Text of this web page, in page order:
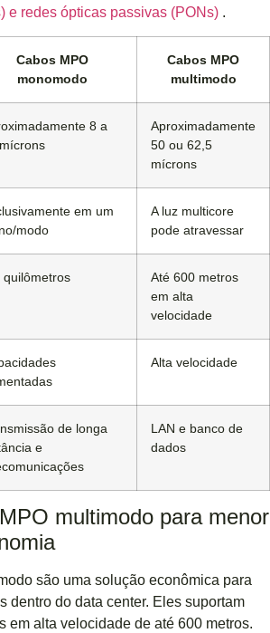
e redes ópticas passivas (PONs) .
Cabos MPO
monomodo
Cabos MPO
multimodo
8 a
Aproximadamente
50 ou 62,5
mícrons
em um
modo
A luz multicore
pode atravessar
quilômetros
Até 600 metros
em alta
velocidade
Alta velocidade
de longa
e
LAN e banco de
dados
multimodo para menor
são uma solução econômica para
dentro do data center. Eles suportam
em alta velocidade de até 600 metros.